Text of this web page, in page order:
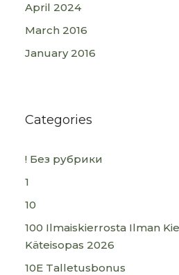
April 2024
March 2016
January 2016
Categories
! Без рубрики
1
10
100 Ilmaiskierrosta Ilman
Käteisopas 2026
10E Talletusbonus